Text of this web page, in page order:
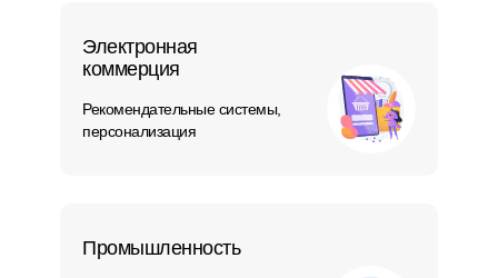
Электронная
коммерция
Рекомендательные системы,
персонализация
Промышленность